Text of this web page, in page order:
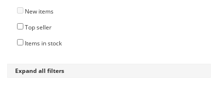
New items
Top seller
Items in stock
Expand all filters